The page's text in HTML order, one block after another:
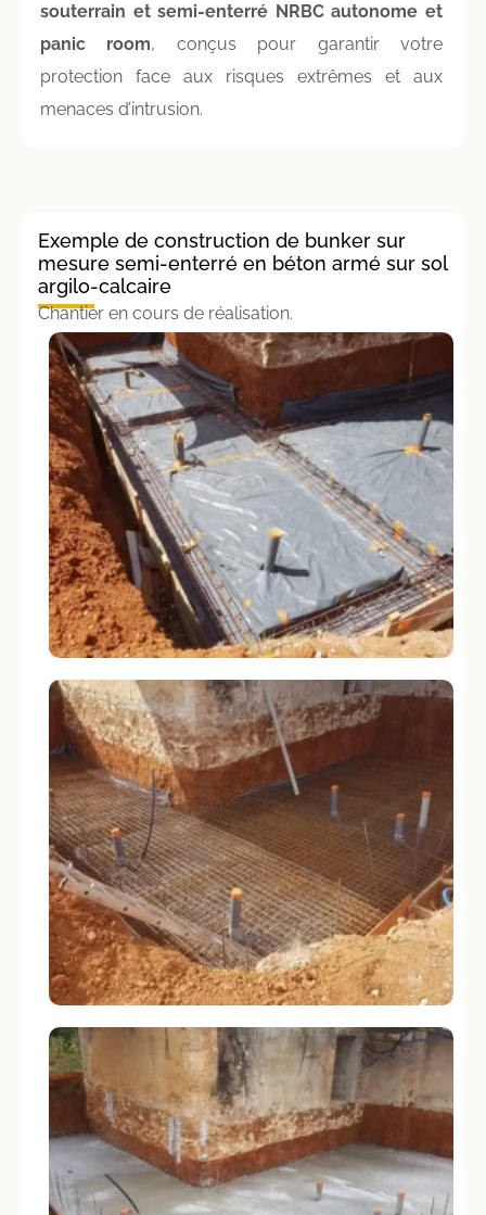
souterrain et semi-enterré NRBC autonome et
panic room, conçus pour garantir votre
protection face aux risques extrêmes et aux
menaces d’intrusion.
Exemple de construction de bunker sur
mesure semi-enterré en béton armé sur sol
argilo-calcaire
Chantier en cours de réalisation.